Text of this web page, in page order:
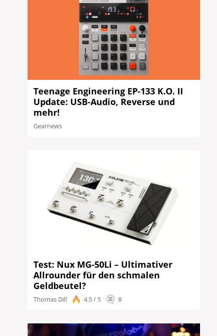
Teenage Engineering EP-133 K.O. II
Update: USB-Audio, Reverse und
mehr!
Gearnews
Test: Nux MG-50Li – Ultimativer
Allrounder für den schmalen
Geldbeutel?
Thomas Dill 4.5 / 5 8